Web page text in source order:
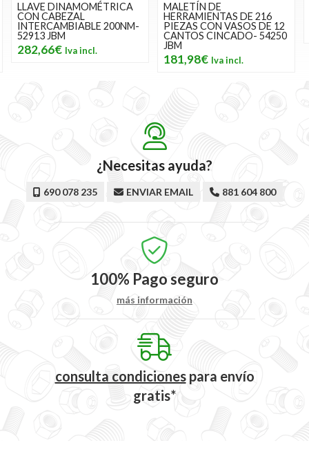
LLAVE DINAMOMÉTRICA
CON CABEZAL
INTERCAMBIABLE 200NM-
52913 JBM
282,66€
MALETÍN DE
HERRAMIENTAS DE 216
PIEZAS CON VASOS DE 12
CANTOS CINCADO- 54250
JBM
181,98€
¿Necesitas ayuda?
690 078 235 ENVIAR EMAIL 881 604 800
100% Pago seguro
más información
consulta condicionespara envío
gratis*